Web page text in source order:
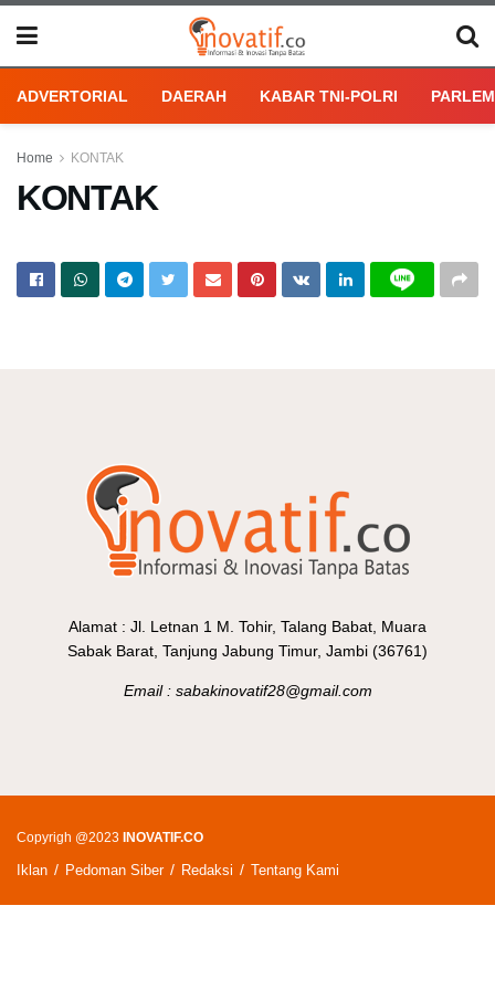
ADVERTORIAL DAERAH KABAR TNI-POLRI
Home KONTAK
KONTAK
Alamat : Jl. Letnan 1 M. Tohir, Talang Babat, Muara
Sabak Barat, Tanjung Jabung Timur, Jambi (36761)
Email : sabakinovatif28@gmail.com
Copyrigh @2023 INOVATIF.CO
Iklan Pedoman Siber Redaksi Tentang Kami